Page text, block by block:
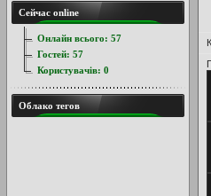
Сейчас online
Онлайн всього: 57
Гостей: 57
Користувачів: 0
Облако тегов